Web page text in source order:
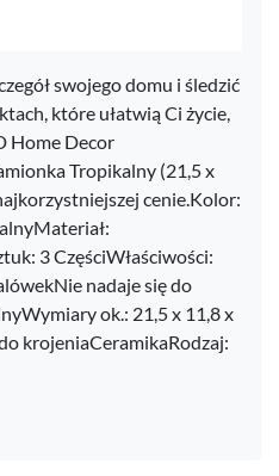
swojego domu i śledzić
które ułatwią Ci życie,
Home Decor
Tropikalny (21,5 x
cenie.Kolor:
3 CzęściWłaściwości:
nadaje się do
ok.: 21,5 x 11,8 x
krojeniaCeramikaRodzaj: